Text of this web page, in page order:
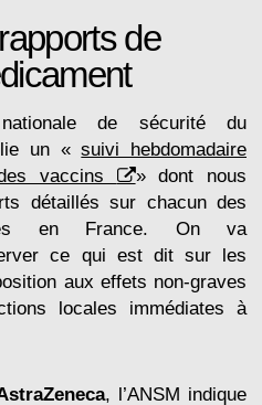
de
de sécurité du
un «suivi hebdomadaire
vaccins
» dont nous
détaillés sur chacun des
en France. On va
ce qui est dit sur les
aux effets non-graves
locales immédiates à
, l’ANSM indique